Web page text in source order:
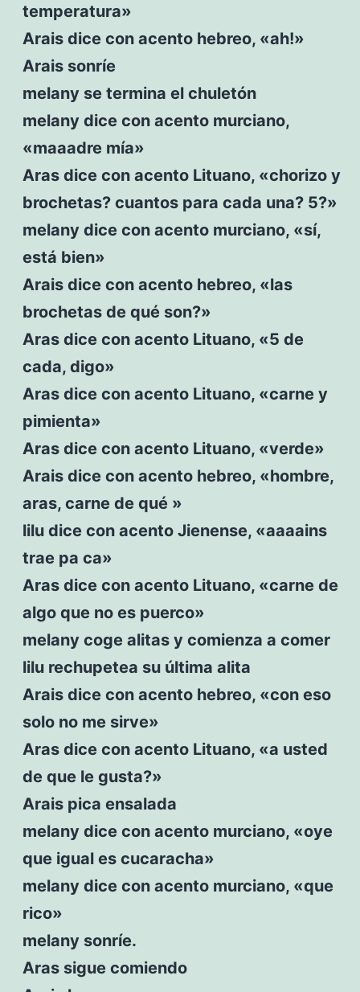
temperatura»
Arais dice con acento hebreo, «ah!»
Arais sonríe
melany se termina el chuletón
melany dice con acento murciano,
«maaadre mía»
Aras dice con acento Lituano, «chorizo y
brochetas? cuantos para cada una? 5?»
melany dice con acento murciano, «sí,
está bien»
Arais dice con acento hebreo, «las
brochetas de qué son?»
Aras dice con acento Lituano, «5 de
cada, digo»
Aras dice con acento Lituano, «carne y
pimienta»
Aras dice con acento Lituano, «verde»
Arais dice con acento hebreo, «hombre,
aras, carne de qué »
lilu dice con acento Jienense, «aaaains
trae pa ca»
Aras dice con acento Lituano, «carne de
algo que no es puerco»
melany coge alitas y comienza a comer
lilu rechupetea su última alita
Arais dice con acento hebreo, «con eso
solo no me sirve»
Aras dice con acento Lituano, «a usted
de que le gusta?»
Arais pica ensalada
melany dice con acento murciano, «oye
que igual es cucaracha»
melany dice con acento murciano, «que
rico»
melany sonríe.
Aras sigue comiendo